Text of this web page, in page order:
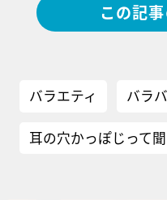
この記
バラエティ バラ
耳の穴かっぽじって聞